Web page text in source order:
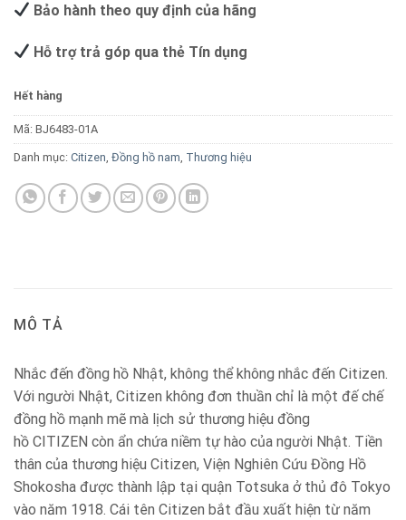
Bảo hành theo quy định của hãng
Hỗ trợ trả góp qua thẻ Tín dụng
Hết hàng
Mã: BJ6483-01A
Danh mục: Citizen, Đồng hồ nam, Thương hiệu
MÔ TẢ
Nhắc đến đồng hồ Nhật, không thể không nhắc đến Citizen.
Với người Nhật, Citizen không đơn thuần chỉ là một đế chế
đồng hồ mạnh mẽ mà lịch sử thương hiệu đồng
hồ CITIZEN còn ẩn chứa niềm tự hào của người Nhật. Tiền
thân của thương hiệu Citizen, Viện Nghiên Cứu Đồng Hồ
Shokosha được thành lập tại quận Totsuka ở thủ đô Tokyo
vào năm 1918. Cái tên Citizen bắt đầu xuất hiện từ năm